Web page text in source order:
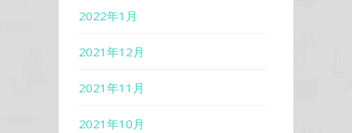
2022年1月
2021年12月
2021年11月
2021年10月